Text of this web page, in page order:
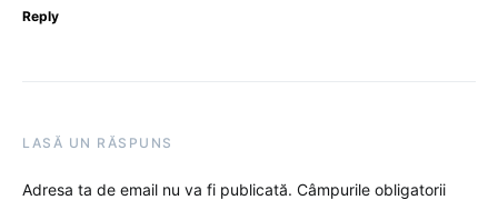
Reply
LASĂ UN RĂSPUNS
Adresa ta de email nu va fi publicată. Câmpurile obligatorii